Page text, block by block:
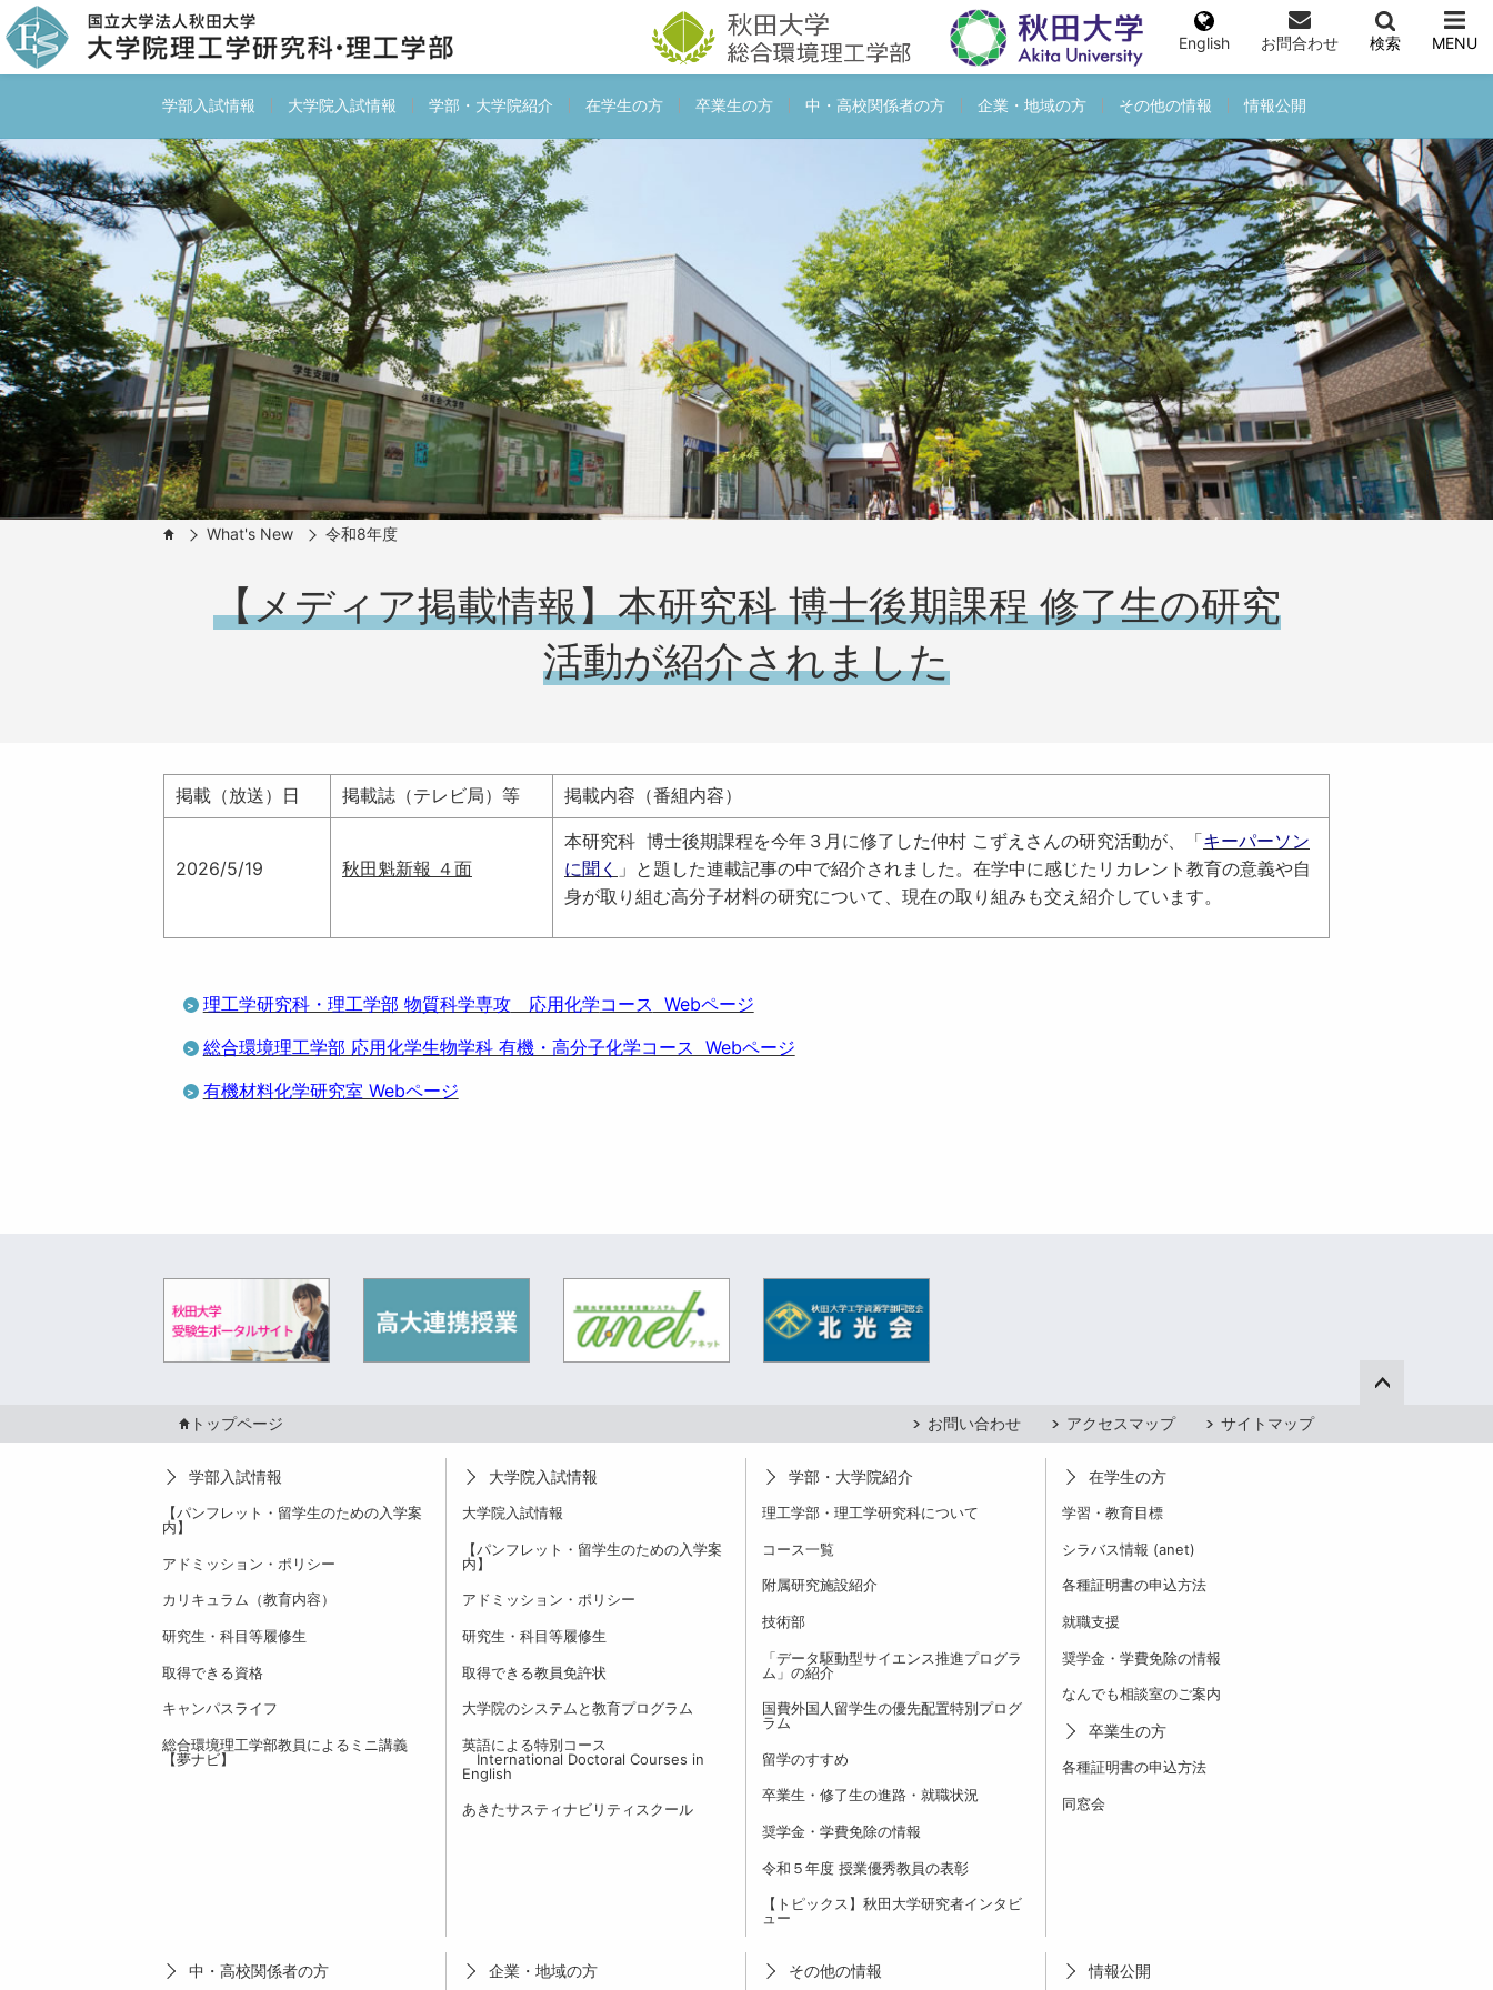
English お問合わせ 検索 MENU
学部入試情報 大学院入試情報 学部・大学院紹介 在学生の方 卒業生の方 中・高校関係者の方 企業・地域の方 その他の情報 情報公開
HOMEWhat's New 令和8年度
【メディア掲載情報】本研究科 博士後期課程 修了生の研究
活動が紹介されました
掲載（放送）日 掲載誌（テレビ局）等 掲載内容（番組内容）
2026/5/19 秋田魁新報 ４面
本研究科 博士後期課程を今年３月に修了した仲村 こずえさんの研究活動が、「キーパーソン
に聞く 」と題した連載記事の中で紹介されました。在学中に感じたリカレント教育の意義や自
身が取り組む高分子材料の研究について、現在の取り組みも交え紹介しています。
理工学研究科・理工学部 物質科学専攻応用化学コース Webページ
総合環境理工学部 応用化学生物学科 有機・高分子化学コース Webページ
有機材料化学研究室 Webページ
ページ上部
トップページ サイトマップ
アクセスマップ
お問い合わせ
学部入試情報
【パンフレット・留学生のための入学案
内】
アドミッション・ポリシー
カリキュラム（教育内容）
研究生・科目等履修生
取得できる資格
キャンパスライフ
総合環境理工学部教員によるミニ講義
【夢ナビ】
大学院入試情報
大学院入試情報
【パンフレット・留学生のための入学案
内】
アドミッション・ポリシー
研究生・科目等履修生
取得できる教員免許状
大学院のシステムと教育プログラム
英語による特別コース
International Doctoral Courses in
English
あきたサスティナビリティスクール
学部・大学院紹介
理工学部・理工学研究科について
コース一覧
附属研究施設紹介
技術部
「データ駆動型サイエンス推進プログラ
ム」の紹介
国費外国人留学生の優先配置特別プログ
ラム
留学のすすめ
卒業生・修了生の進路・就職状況
奨学金・学費免除の情報
令和５年度 授業優秀教員の表彰
【トピックス】秋田大学研究者インタビ
ュー
在学生の方
学習・教育目標
シラバス情報 (anet)
各種証明書の申込方法
就職支援
奨学金・学費免除の情報
なんでも相談室のご案内
卒業生の方
各種証明書の申込方法
同窓会
中・高校関係者の方 企業・地域の方 その他の情報 情報公開